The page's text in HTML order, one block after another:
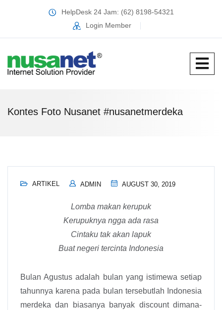
HelpDesk 24 Jam: (62) 8198-54321
Login Member
Kontes Foto Nusanet #nusanetmerdeka
ARTIKEL ADMIN AUGUST 30, 2019
Lomba makan kerupuk
Kerupuknya ngga ada rasa
Cintaku tak akan lapuk
Buat negeri tercinta Indonesia
Bulan Agustus adalah bulan yang istimewa setiap
tahunnya karena pada bulan tersebutlah Indonesia
merdeka dan biasanya banyak discount dimana-